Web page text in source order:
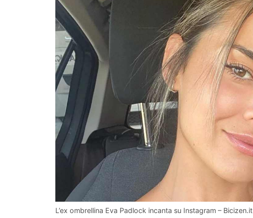
L’ex ombrellina Eva Padlock incanta su Instagram – Bicizen.it